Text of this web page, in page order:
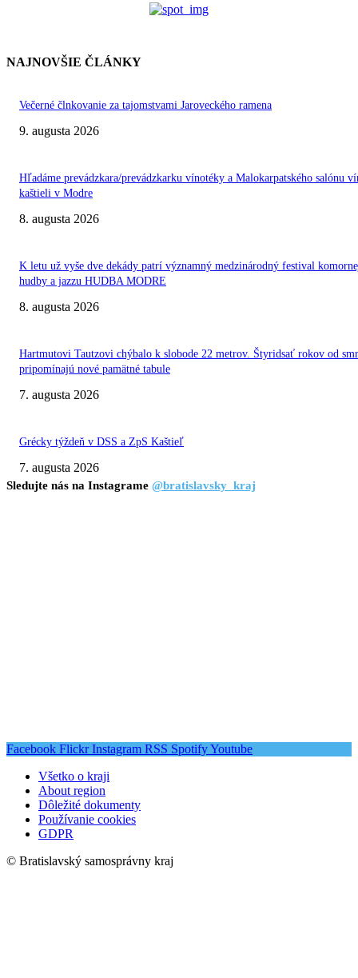
NAJNOVŠIE ČLÁNKY
Večerné člnkovanie za tajomstvami Jaroveckého ramena
9. augusta 2026
Hľadáme prevádzkara/prevádzkarku vínotéky a Malokarpatského salónu
kaštieli v Modre
8. augusta 2026
K letu už vyše dve dekády patrí významný medzinárodný festival
hudby a jazzu HUDBA MODRE
8. augusta 2026
Hartmutovi Tautzovi chýbalo k slobode 22 metrov. Štyridsať rokov od
pripomínajú nové pamätné tabule
7. augusta 2026
Grécky týždeň v DSS a ZpS Kaštieľ
7. augusta 2026
Sledujte nás na Instagrame @bratislavsky_kraj
Facebook Flickr Instagram RSS SpotifyYoutube
Všetko o kraji
About region
Dôležité dokumenty
Používanie cookies
GDPR
© Bratislavský samosprávny kraj